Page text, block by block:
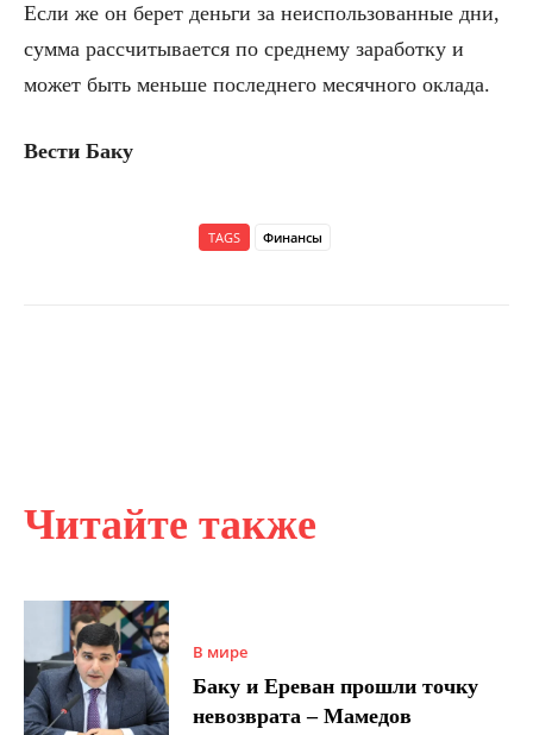
Читайте также
В мире
Баку и Ереван прошли точку
невозврата – Мамедов
Если же он берет деньги за неиспользованные дни,
сумма рассчитывается по среднему заработку и
может быть меньше последнего месячного оклада.
Вести Баку
TAGS Финансы